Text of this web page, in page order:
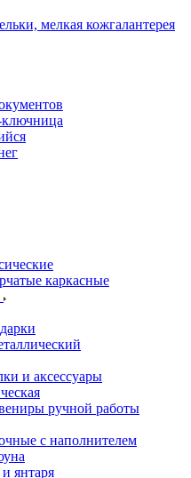
мелкая кожгалантерея
каркасные
и аксессуары
ручной работы
с наполнителем
янтаря